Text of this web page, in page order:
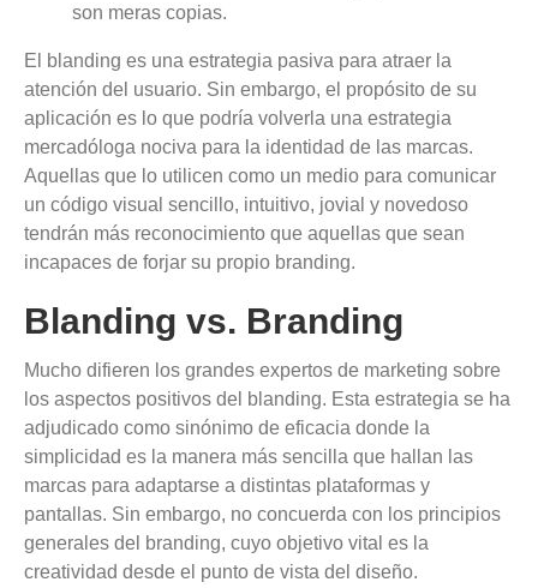
son meras copias.
El blanding es una estrategia pasiva para atraer la
atención del usuario. Sin embargo, el propósito de su
aplicación es lo que podría volverla una estrategia
mercadóloga nociva para la identidad de las marcas.
Aquellas que lo utilicen como un medio para comunicar
un código visual sencillo, intuitivo, jovial y novedoso
tendrán más reconocimiento que aquellas que sean
incapaces de forjar su propio branding.
Blanding vs. Branding
Mucho difieren los grandes expertos de marketing sobre
los aspectos positivos del blanding. Esta estrategia se ha
adjudicado como sinónimo de eficacia donde la
simplicidad es la manera más sencilla que hallan las
marcas para adaptarse a distintas plataformas y
pantallas. Sin embargo, no concuerda con los principios
generales del branding, cuyo objetivo vital es la
creatividad desde el punto de vista del diseño.